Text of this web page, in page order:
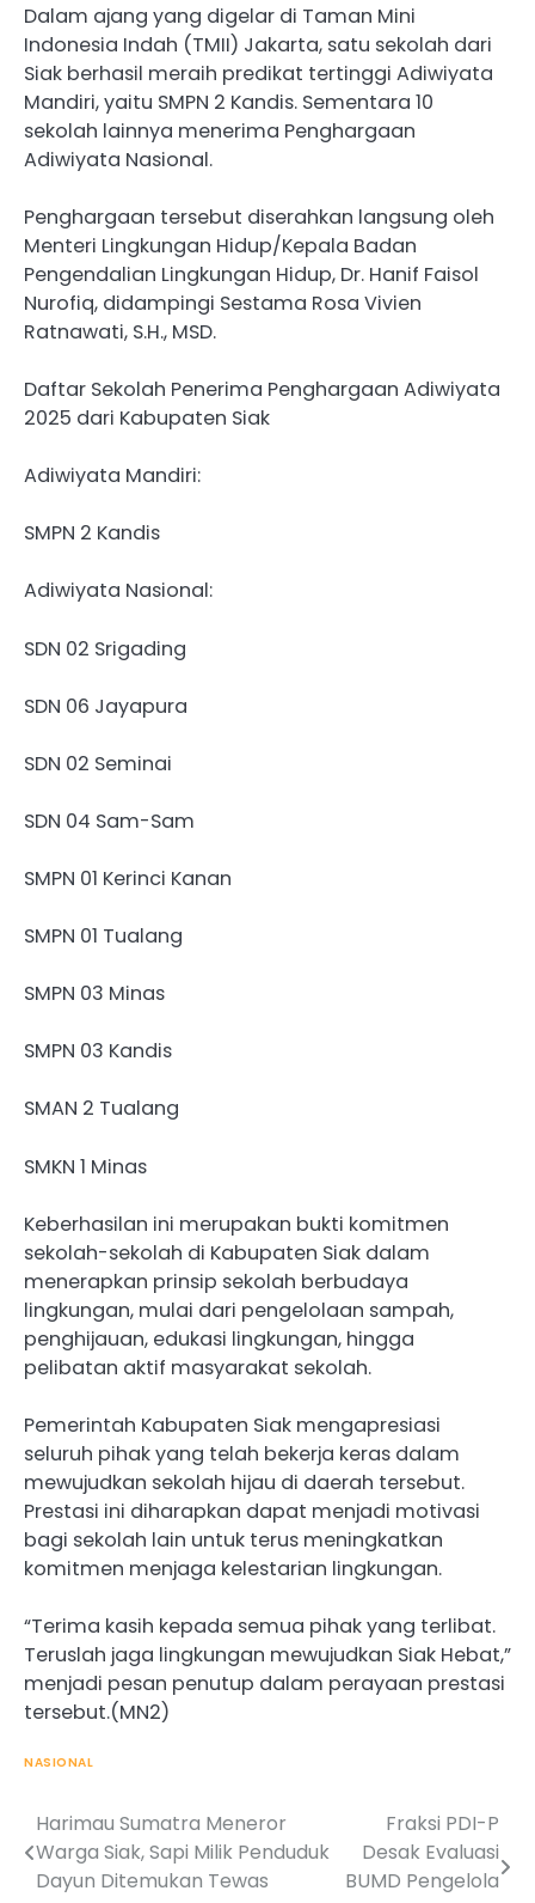
Dalam ajang yang digelar di Taman Mini
Indonesia Indah (TMII) Jakarta, satu sekolah dari
Siak berhasil meraih predikat tertinggi Adiwiyata
Mandiri, yaitu SMPN 2 Kandis. Sementara 10
sekolah lainnya menerima Penghargaan
Adiwiyata Nasional.
Penghargaan tersebut diserahkan langsung oleh
Menteri Lingkungan Hidup/Kepala Badan
Pengendalian Lingkungan Hidup, Dr. Hanif Faisol
Nurofiq, didampingi Sestama Rosa Vivien
Ratnawati, S.H., MSD.
Daftar Sekolah Penerima Penghargaan Adiwiyata
2025 dari Kabupaten Siak
Adiwiyata Mandiri:
SMPN 2 Kandis
Adiwiyata Nasional:
SDN 02 Srigading
SDN 06 Jayapura
SDN 02 Seminai
SDN 04 Sam-Sam
SMPN 01 Kerinci Kanan
SMPN 01 Tualang
SMPN 03 Minas
SMPN 03 Kandis
SMAN 2 Tualang
SMKN 1 Minas
Keberhasilan ini merupakan bukti komitmen
sekolah-sekolah di Kabupaten Siak dalam
menerapkan prinsip sekolah berbudaya
lingkungan, mulai dari pengelolaan sampah,
penghijauan, edukasi lingkungan, hingga
pelibatan aktif masyarakat sekolah.
Pemerintah Kabupaten Siak mengapresiasi
seluruh pihak yang telah bekerja keras dalam
mewujudkan sekolah hijau di daerah tersebut.
Prestasi ini diharapkan dapat menjadi motivasi
bagi sekolah lain untuk terus meningkatkan
komitmen menjaga kelestarian lingkungan.
“Terima kasih kepada semua pihak yang terlibat.
Teruslah jaga lingkungan mewujudkan Siak Hebat,”
menjadi pesan penutup dalam perayaan prestasi
tersebut.(MN2)
NASIONAL
Post
navigation
Harimau Sumatra Meneror
Warga Siak, Sapi Milik Penduduk
Dayun Ditemukan Tewas
Fraksi PDI-P
Desak Evaluasi
BUMD Pengelola